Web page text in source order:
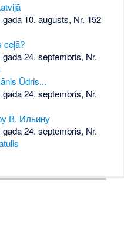
10. augusts, Nr. 152
ceļā?
24. septembris, Nr.
Ūdris...
24. septembris, Nr.
В. Ильину
24. septembris, Nr.